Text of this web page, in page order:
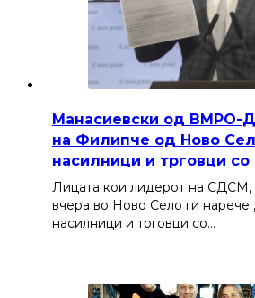
Манасиевски од ВМРО-
на Филипче од Ново
насилници и трговци со
Лицата кои лидерот на
вчера во Ново Село ги нарече
насилници и трговци со…